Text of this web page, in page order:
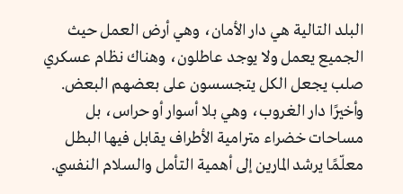
البلد التالية هي دار الأمان، وهي أرض العمل حيث
الجميع يعمل ولا يوجد عاطلون، وهناك نظام عسكري
صلب يجعل الكل يتجسسون على بعضهم البعض.
وأخيرًا دار الغروب، وهي بلا أسوار أو حراس، بل
مساحات خضراء مترامية الأطراف يقابل فيها البطل
معلّمًا يرشد المارين إلى أهمية التأمل والسلام النفسي.